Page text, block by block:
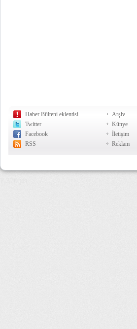
Haber Bülteni eklentisi
Twitter
Facebook
RSS
Arşiv
Künye
İletişim
Reklam